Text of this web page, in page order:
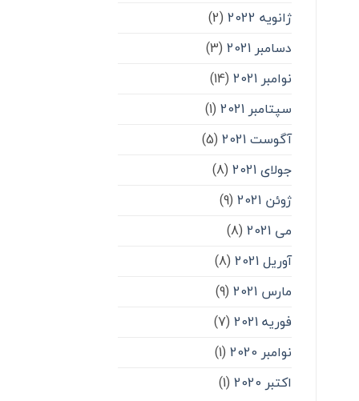
ژانویه 2022
(2)
دسامبر 2021
(3)
نوامبر 2021
(14)
سپتامبر 2021
(1)
آگوست 2021
(5)
جولای 2021
(8)
ژوئن 2021
(9)
می 2021
(8)
آوریل 2021
(8)
مارس 2021
(9)
فوریه 2021
(7)
نوامبر 2020
(1)
اکتبر 2020
(1)